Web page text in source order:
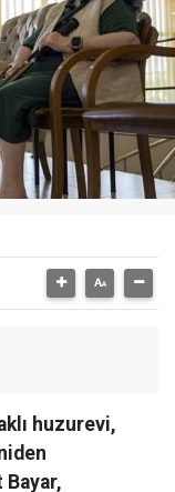
huzurevi,